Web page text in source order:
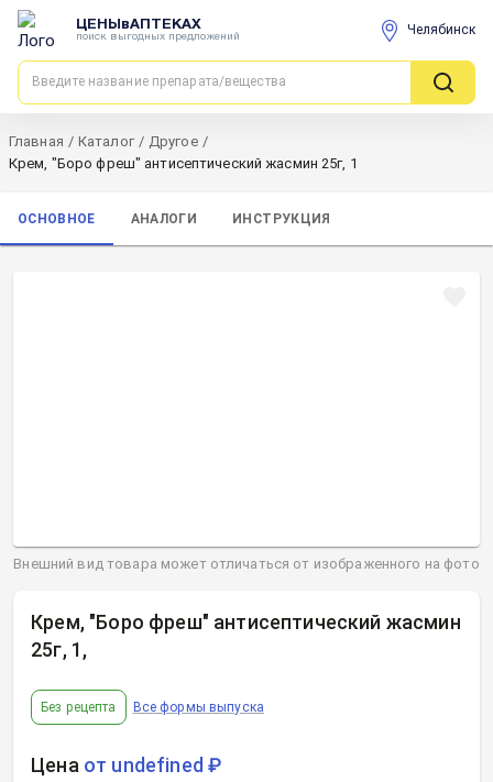
ЦЕНЫвАПТЕКАХ
поиск выгодных предложений Челябинск
Главная / Каталог / Другое /
Крем, "Боро фреш" антисептический жасмин 25г, 1
ОСНОВНОЕ АНАЛОГИ ИНСТРУКЦИЯ
Крем, "Боро фреш" антисептический жасмин
25г, 1 ,
Без рецепта Все формы выпуска
Цена от undefined ₽
Внешний вид товара может отличаться от изображенного на фото